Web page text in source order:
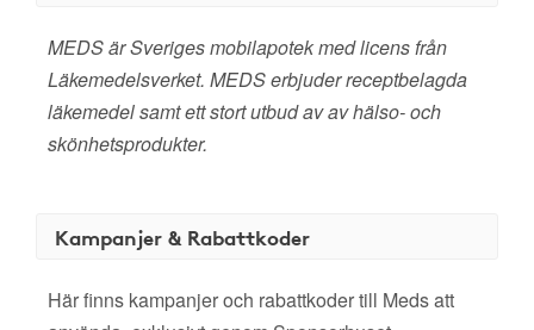
MEDS är Sveriges mobilapotek med licens från
Läkemedelsverket. MEDS erbjuder receptbelagda
läkemedel samt ett stort utbud av av hälso- och
skönhetsprodukter.
Kampanjer & Rabattkoder
Här finns kampanjer och rabattkoder till Meds att